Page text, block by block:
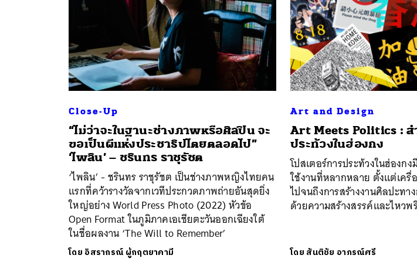
Close-Up
“ไม่ว่าจะในฐานะช่างภาพหรือศิลปิน จะ
ขอเป็นผีแห่งประชาธิปไตยตลอดไป”
‘ไพลิน’ – ชรินทร ราชุรัชต
‘ไพลิน’ - ชรินทร ราชุรัชต เป็นช่างภาพหญิงไทยคน
แรกที่คว้ารางวัลจากเวทีประกวดภาพถ่ายอันสุดยิ่ง
ใหญ่อย่าง World Press Photo (2022) หัวข้อ
Open Format ในภูมิภาคเอเชียตะวันออกเฉียงใต้
ในชื่อผลงาน ‘The Will to Remember’
โดย อิสรากรณ์ ผู้กฤตยาคามี
Art and Design
Art Meets Politics : ส
ประท้วงในฮ่องกง
โปสเตอร์การประท้วงในฮ่องก
ใช้งานที่หลากหลาย ตั้งแต่เครื่
ไปจนถึงการสร้างงานศิลปะทา
ด้วยความสร้างสรรค์และไหวพ
โดย สันติชัย อาภรณ์ศรี
ค้นหา
SHARE TWEET